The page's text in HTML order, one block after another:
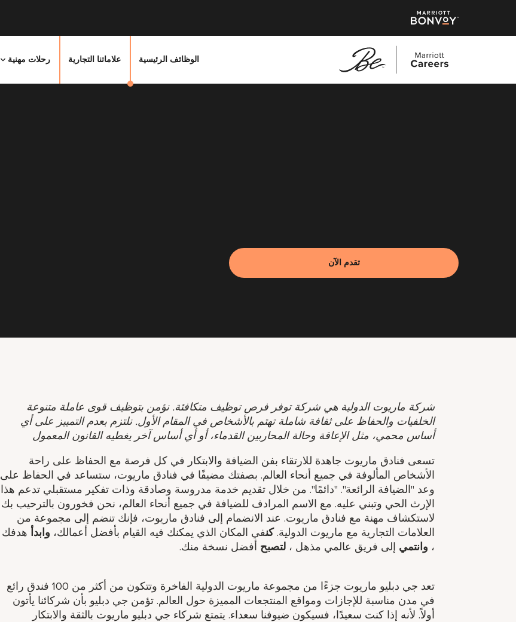
الوظائف الرئيسية علاماتنا التجارية رحلات مهنية
تقدم الآن
شركة ماريوت الدولية هي شركة توفر فرص توظيف متكافئة. نؤمن بتوظيف قوى عاملة متنوعة
الخلفيات والحفاظ على ثقافة شاملة تهتم بالأشخاص في المقام الأول. نلتزم بعدم التمييز على أي
أساس محمي، مثل الإعاقة وحالة المحاربين القدماء، أو أي أساس آخر يغطيه القانون المعمول
تسعى فنادق ماريوت جاهدة للارتقاء بفن الضيافة والابتكار في كل فرصة مع الحفاظ على راحة
الأشخاص المألوفة في جميع أنحاء العالم. بصفتك مضيفًا في فنادق ماريوت، ستساعد في الحفاظ على
وعد "الضيافة الرائعة". "دائمًا". من خلال تقديم خدمة مدروسة وصادقة وذات تفكير مستقبلي تدعم هذا
الإرث الحي وتبني عليه. مع الاسم المرادف للضيافة في جميع أنحاء العالم، نحن فخورون بالترحيب بك
لاستكشاف مهنة مع فنادق ماريوت. عند الانضمام إلى فنادق ماريوت، فإنك تنضم إلى مجموعة من
العلامات التجارية مع ماريوت الدولية.كنفي المكان الذي يمكنك فيه القيام بأفضل أعمالك، وابدأ هدفك
​، وانتمي إلى فريق عالمي مذهل ​، لتصبح أفضل نسخة منك.
تعد جي دبليو ماريوت جزءًا من مجموعة ماريوت الدولية الفاخرة وتتكون من أكثر من 100 فندق رائع
في مدن مناسبة للإجازات ومواقع المنتجعات المميزة حول العالم. تؤمن جي دبليو بأن شركائنا يأتون
أولاً. لأنه إذا كنت سعيدًا، فسيكون ضيوفنا سعداء. يتمتع شركاء جي دبليو ماريوت بالثقة والابتكار